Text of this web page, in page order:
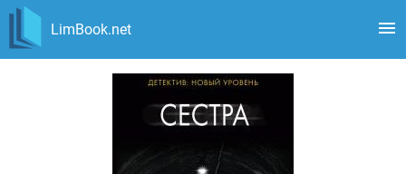
LimBook.net